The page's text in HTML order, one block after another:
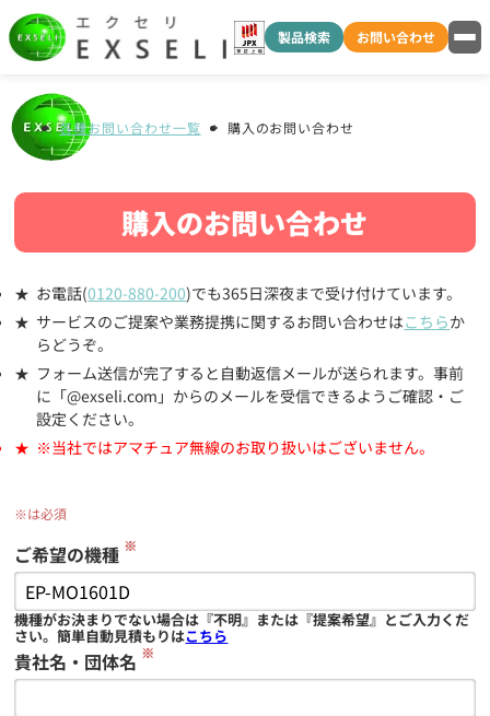
製品検索 お問い合わせ
各種お問い合わせ一覧 購入のお問い合わせ
購入のお問い合わせ
お電話(0120-880-200)でも365日深夜まで受け付けています。
サービスのご提案や業務提携に関するお問い合わせはこちらか
らどうぞ。
フォーム送信が完了すると自動返信メールが送られます。事前
に「@exseli.com」からのメールを受信できるようご確認・ご
設定ください。
※当社ではアマチュア無線のお取り扱いはございません。
※は必須
ご希望の機種 ※
機種がお決まりでない場合は『不明』または『提案希望』とご入力くだ
さい。簡単自動見積もりはこちら
貴社名・団体名 ※